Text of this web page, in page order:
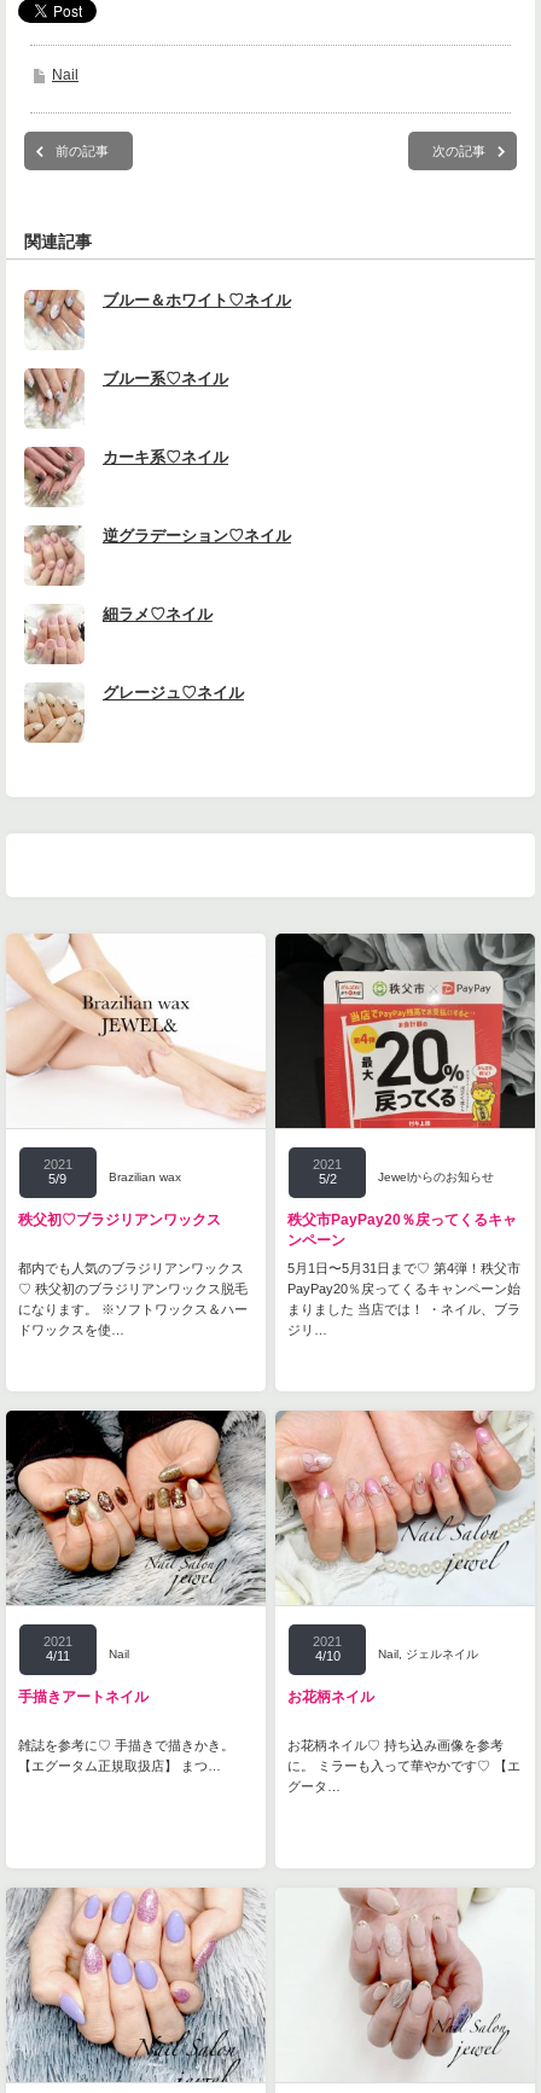
Nail
前の記事 次の記事
関連記事
ブルー＆ホワイト♡ネイル
ブルー系♡ネイル
カーキ系♡ネイル
逆グラデーション♡ネイル
細ラメ♡ネイル
グレージュ♡ネイル
2021
5/9
Brazilian wax
秩父初♡ブラジリアンワックス
都内でも人気のブラジリアンワックス
♡ 秩父初のブラジリアンワックス脱毛
になります。 ※ソフトワックス＆ハー
ドワックスを使…
2021
5/2
Jewelからのお知らせ
秩父市PayPay20％戻ってくるキャ
ンペーン
5月1日〜5月31日まで♡ 第4弾！秩父市
PayPay20％戻ってくるキャンペーン始
まりました 当店では！ ・ネイル、ブラ
ジリ…
2021
4/11
Nail
手描きアートネイル
雑誌を参考に♡ 手描きで描きかき。
【エグータム正規取扱店】 まつ…
2021
4/10
Nail ジェルネイル
お花柄ネイル
お花柄ネイル♡ 持ち込み画像を参考
に。 ミラーも入って華やかです♡ 【エ
グータ…